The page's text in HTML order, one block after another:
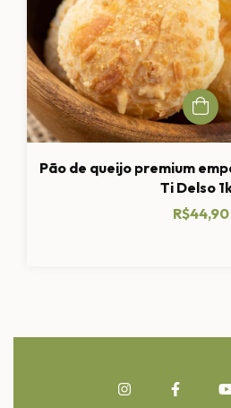
Pão de queijo premium
Ti Delso
R$44,90